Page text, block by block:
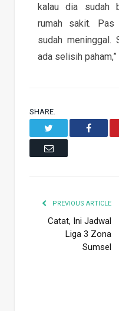
kalau dia sudah
rumah sakit.
sudah meninggal.
ada selisih
SHARE.
Email
PREVIOUS ARTICLE
Catat, Ini Jadwal
Liga 3 Zona
Sumsel